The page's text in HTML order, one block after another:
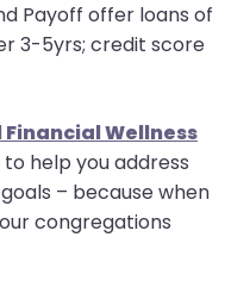
Payoff offer loans of
3-5yrs; credit score
Wellness
to help you address
– because when
congregations